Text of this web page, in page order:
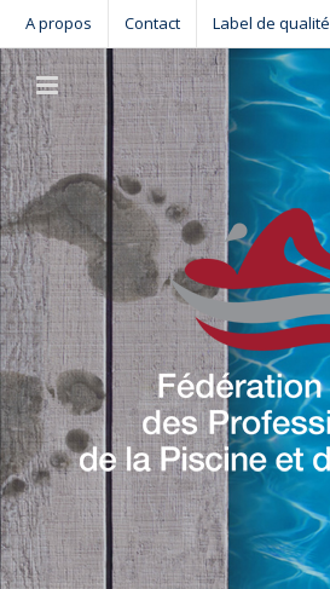
content
A propos Contact Label de qualité